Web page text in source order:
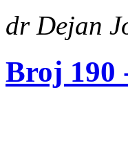
dr Dejan
Broj 190